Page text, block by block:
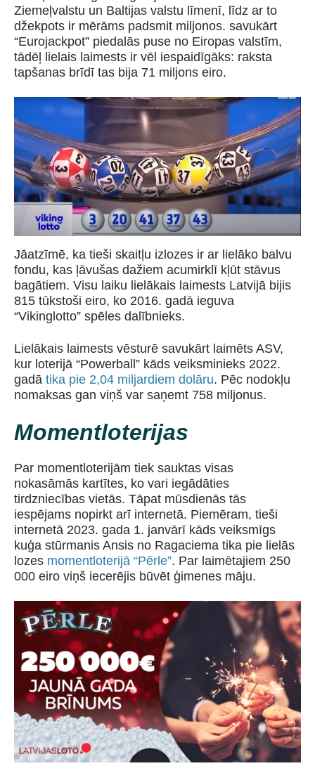
Ziemeļvalstu un Baltijas valstu līmenī, līdz ar to
džekpots ir mērāms padsmit miljonos. savukārt
“Eurojackpot” piedalās puse no Eiropas valstīm,
tādēļ lielais laimests ir vēl iespaidīgāks: raksta
tapšanas brīdī tas bija 71 miljons eiro.
Jāatzīmē, ka tieši skaitļu izlozes ir ar lielāko balvu
fondu, kas ļāvušas dažiem acumirklī kļūt stāvus
bagātiem. Visu laiku lielākais laimests Latvijā bijis
815 tūkstoši eiro, ko 2016. gadā ieguva
“Vikinglotto” spēles dalībnieks.
Lielākais laimests vēsturē savukārt laimēts ASV,
kur loterijā “Powerball” kāds veiksminieks 2022.
gadā tika pie 2,04 miljardiem dolāru. Pēc nodokļu
nomaksas gan viņš var saņemt 758 miljonus.
Momentloterijas
Par momentloterijām tiek sauktas visas
nokasāmās kartītes, ko vari iegādāties
tirdzniecības vietās. Tāpat mūsdienās tās
iespējams nopirkt arī internetā. Piemēram, tieši
internetā 2023. gada 1. janvārī kāds veiksmīgs
kuģa stūrmanis Ansis no Ragaciema tika pie lielās
lozes momentloterijā “Pērle”. Par laimētajiem 250
000 eiro viņš iecerējis būvēt ģimenes māju.